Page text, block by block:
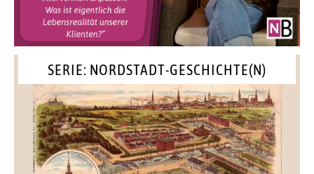
SERIE: NORDSTADT-GESCHICHTE(N)